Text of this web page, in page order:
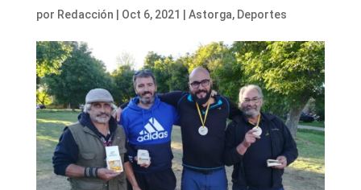
por Redacción Oct 6, 2021 Astorga, Deportes